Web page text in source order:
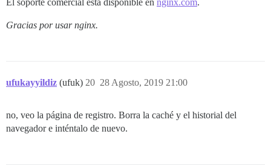
Gracias por usar nginx.
ufukayyildiz (ufuk) 28 Agosto, 2019 21:00
20
no, veo la página de registro. Borra la caché y el historial del
navegador e inténtalo de nuevo.